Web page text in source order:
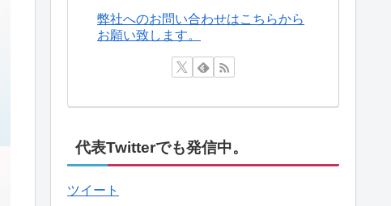
弊社へのお問い合わせはこちらから
お願い致します。
代表Twitterでも発信中。
ツイート